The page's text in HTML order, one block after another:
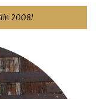
2008!